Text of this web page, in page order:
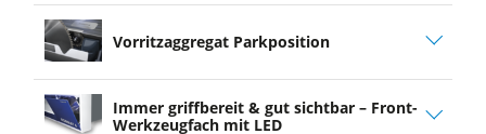
Vorritzaggregat Parkposition
Immer griffbereit & gut sichtbar – Front-
Werkzeugfach mit LED